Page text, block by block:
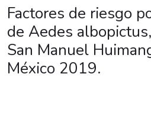
Factores de riesgo
de Aedes
San Manuel
México 2019.